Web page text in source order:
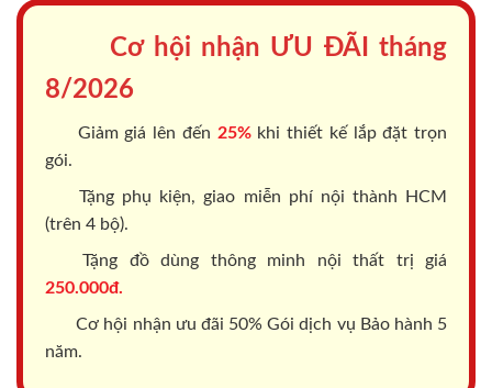
Cơ hội nhận ƯU ĐÃI tháng
8/2026
Giảm giá lên đến 25%khi thiết kế lắp đặt trọn
gói.
Tặng phụ kiện, giao miễn phí nội thành HCM
(trên 4 bộ).
Tặng đồ dùng thông minh nội thất trị giá
250.000đ.
Cơ hội nhận ưu đãi 50% Gói dịch vụ Bảo hành 5
năm.